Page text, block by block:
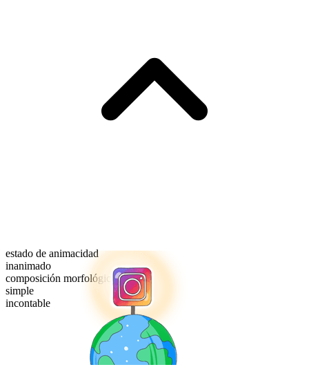
estado de animacidad
inanimado
composición morfológica
simple
incontable